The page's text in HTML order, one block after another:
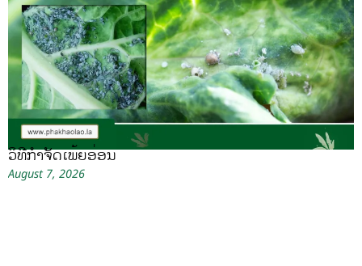
ວິທີກໍາຈັດເພ້ຍອ່ອນ
August 7, 2026